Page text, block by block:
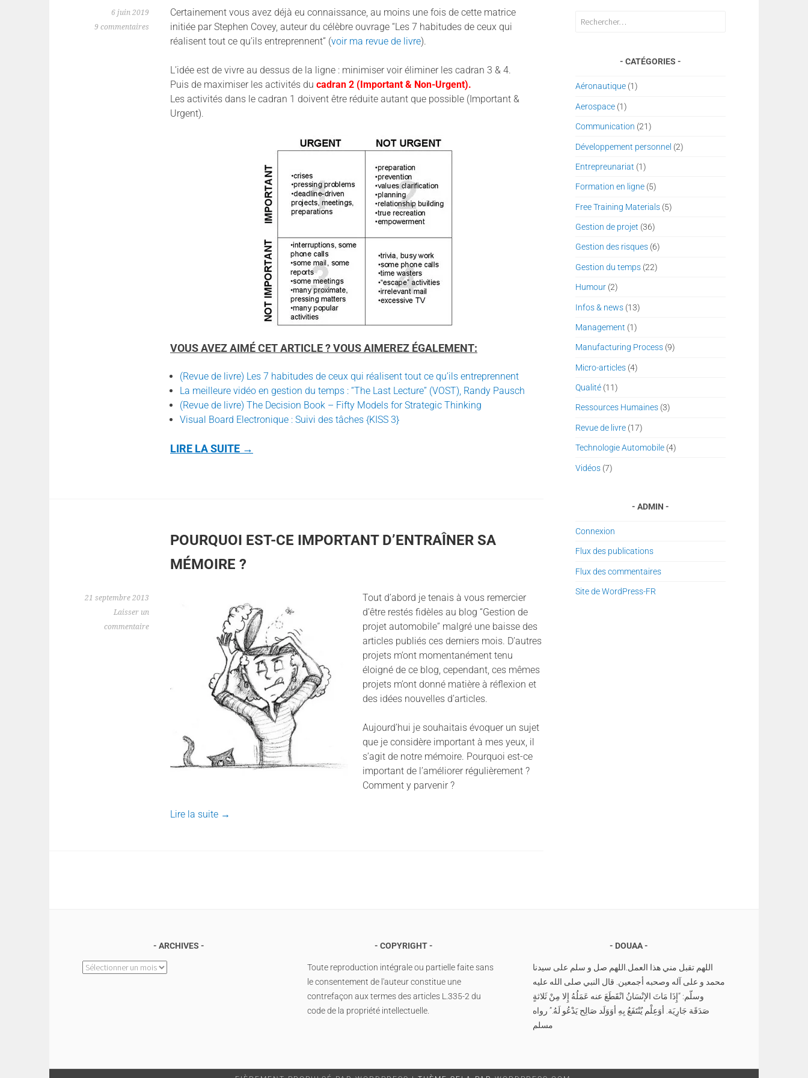
6 juin 2019
9 commentaires
Certainement vous avez déjà eu connaissance, au moins une fois de cette matrice
initiée par Stephen Covey, auteur du célèbre ouvrage “Les 7 habitudes de ceux qui
réalisent tout ce qu’ils entreprennent” (voir ma revue de livre).
L’idée est de vivre au dessus de la ligne : minimiser voir éliminer les cadran 3 & 4.
Puis de maximiser les activités du cadran 2 (Important & Non-Urgent).
Les activités dans le cadran 1 doivent être réduite autant que possible (Important &
Urgent).
VOUS AVEZ AIMÉ CET ARTICLE ? VOUS AIMEREZ ÉGALEMENT:
(Revue de livre) Les 7 habitudes de ceux qui réalisent tout ce qu’ils entreprennent
La meilleure vidéo en gestion du temps : “The Last Lecture” (VOST), Randy Pausch
(Revue de livre) The Decision Book – Fifty Models for Strategic Thinking
Visual Board Electronique : Suivi des tâches {KISS 3}
LIRE LA SUITE →
POURQUOI EST-CE IMPORTANT D’ENTRAÎNER SA
MÉMOIRE ?
21 septembre 2013
Laisser un
commentaire
Tout d’abord je tenais à vous remercier
d’être restés fidèles au blog “Gestion de
projet automobile” malgré une baisse des
articles publiés ces derniers mois. D’autres
projets m’ont momentanément tenu
éloigné de ce blog, cependant, ces mêmes
projets m’ont donné matière à réflexion et
des idées nouvelles d’articles.
Aujourd’hui je souhaitais évoquer un sujet
que je considère important à mes yeux, il
s’agit de notre mémoire. Pourquoi est-ce
important de l’améliorer régulièrement ?
Comment y parvenir ?
Lire la suite →
Rechercher :
CATÉGORIES
Aéronautique (1)
Aerospace (1)
Communication (21)
Développement personnel (2)
Entrepreunariat (1)
Formation en ligne (5)
Free Training Materials (5)
Gestion de projet (36)
Gestion des risques (6)
Gestion du temps (22)
Humour (2)
Infos & news (13)
Management (1)
Manufacturing Process (9)
Micro-articles (4)
Qualité (11)
Ressources Humaines (3)
Revue de livre (17)
Technologie Automobile (4)
Vidéos (7)
ADMIN
Connexion
Flux des publications
Flux des commentaires
Site de WordPress-FR
ARCHIVES
Archives
COPYRIGHT
Toute reproduction intégrale ou partielle faite sans
le consentement de l'auteur constitue une
contrefaçon aux termes des articles L.335-2 du
code de la propriété intellectuelle.
DOUAA
اللهم تقبل مني هذا العمل.اللهم صل و سلم على سيدنا
محمد و على آله وصحبه أجمعين. قال النبي صلى الله عليه
وسلّم: “إِذَا مَاتَ الإنْسَانُ انْقَطَعَ عنه عَمَلُهُ إِلا مِنْ ثَلاثةٍ
صَدَقَة جَارِيَة. أوَعِلْم يُنْتَفَعُ بِهِ أوَوَلَد صَالِح يَدْعُو لَهُ.” رواه
مسلم